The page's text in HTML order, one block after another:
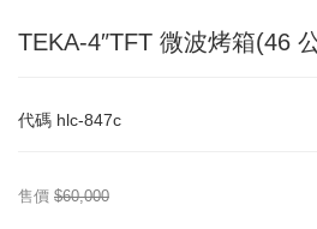
TEKA-4″TFT 微波烤箱(46
代碼 hlc-847c
售價 $60,000